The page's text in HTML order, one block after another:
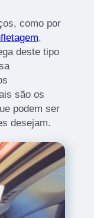
como por
.
deste tipo
são os
podem ser
desejam.